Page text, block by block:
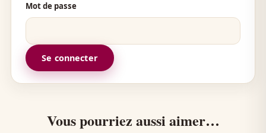
Mot de passe
Se connecter
Vous pourriez aussi aimer…